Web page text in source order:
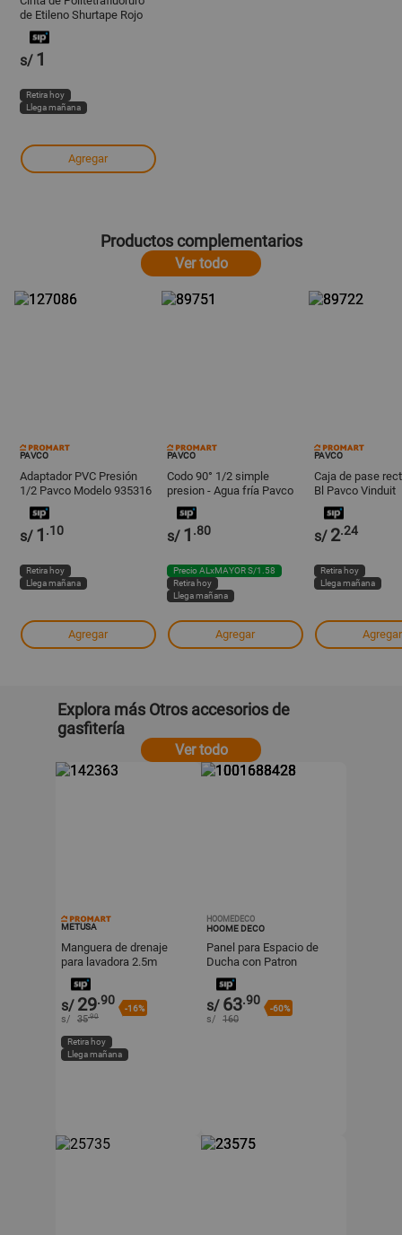
de Etileno Shurtape Rojo
12mmx8 Yd
s/ 1
Retira hoy
Llega mañana
Agregar
Productos complementarios
Ver todo
PAVCO
Adaptador PVC Presión
1/2 Pavco Modelo 935316
Gris
s/ 1 .10
Retira hoy
Llega mañana
Agregar
PAVCO
Codo 90° 1/2 simple
presion - Agua fría Pavco
s/ 1 .80
Precio ALxMAYOR S/1.58
Retira hoy
Llega mañana
Agregar
PAVCO
Caja de pase
Bl Pavco Vinduit
s/ 2.24
Retira hoy
Llega mañana
Agregar
Explora más Otros accesorios de
gasfitería
Ver todo
METUSA
Manguera de drenaje
para lavadora 2.5m
Metusa
s/ 29.90
-16%
s/ 35.90
Retira hoy
Llega mañana
HOOMEDECO
HOOME DECO
Panel para Espacio de
Ducha con Patron
Triangulos Color Negro
180x180cm Y+Papel
Regalo
s/ 63.90
-60%
s/ 160